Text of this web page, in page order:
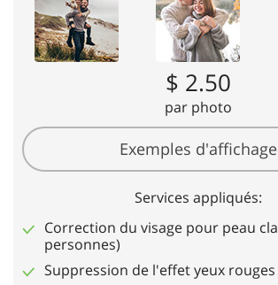
$ 2.50
par photo
Exemples d'affichage
Services appliqués:
Correction du visage pour peau
personnes)
Suppression de l'effet yeux rouges